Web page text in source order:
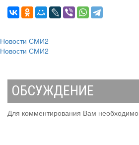
Новости СМИ2
Новости СМИ2
ОБСУЖДЕНИЕ
Для комментирования Вам необходимо